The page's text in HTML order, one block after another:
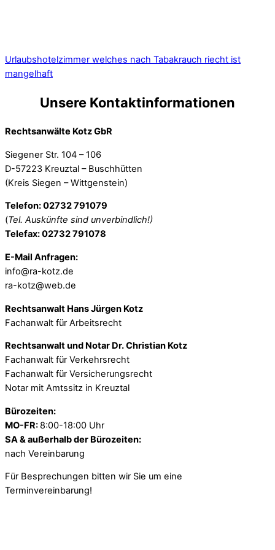
Urlaubshotelzimmer welches nach Tabakrauch riecht ist
mangelhaft
Unsere Kontaktinformationen
Rechtsanwälte Kotz GbR
Siegener Str. 104 – 106
D-57223 Kreuztal – Buschhütten
(Kreis Siegen – Wittgenstein)
Telefon: 02732 791079
(Tel. Auskünfte sind unverbindlich!)
Telefax: 02732 791078
E-Mail Anfragen:
info@ra-kotz.de
ra-kotz@web.de
Rechtsanwalt Hans Jürgen Kotz
Fachanwalt für Arbeitsrecht
Rechtsanwalt und Notar Dr. Christian Kotz
Fachanwalt für Verkehrsrecht
Fachanwalt für Versicherungsrecht
Notar mit Amtssitz in Kreuztal
Bürozeiten:
MO-FR: 8:00-18:00 Uhr
SA & außerhalb der Bürozeiten:
nach Vereinbarung
Für Besprechungen bitten wir Sie um eine
Terminvereinbarung!